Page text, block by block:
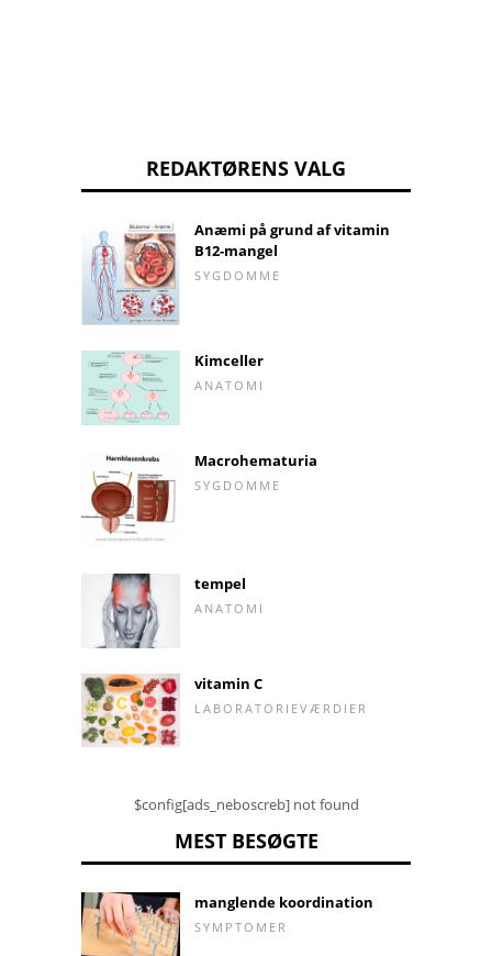
REDAKTØRENS VALG
Anæmi på grund af vitamin
B12-mangel
SYGDOMME
Kimceller
ANATOMI
Macrohematuria
SYGDOMME
tempel
ANATOMI
vitamin C
LABORATORIEVÆRDIER
$config[ads_neboscreb] not found
MEST BESØGTE
manglende koordination
SYMPTOMER